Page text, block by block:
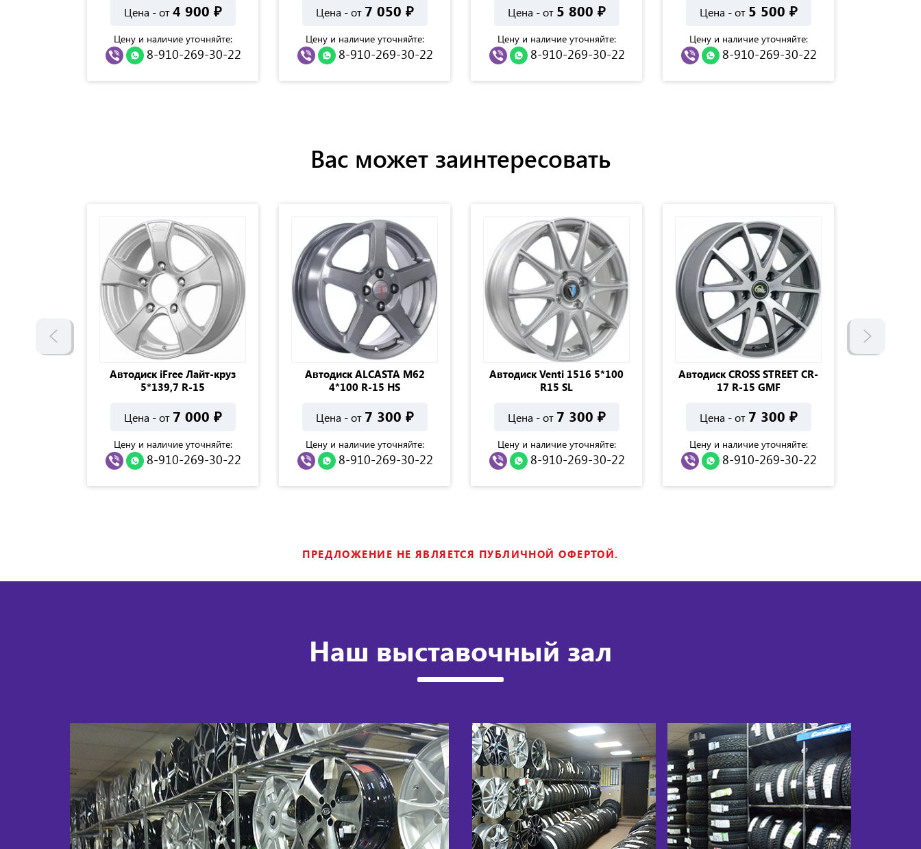
Цена - от4 900 ₽
Цену и наличие уточняйте:
8-910-269-30-22
Цена - от 7 050 ₽
Цену и наличие уточняйте:
8-910-269-30-22
Цена - от 5 800 ₽
Цену и наличие уточняйте:
8-910-269-30-22
Цена - от 5 500 ₽
Цену и наличие уточняйте:
8-910-269-30-22
Вас может заинтересовать
Автодиск iFree Лайт-круз
5*139,7 R-15
Цена - от 7 000 ₽
Цену и наличие уточняйте:
8-910-269-30-22
Автодиск ALCASTA M62
4*100 R-15 HS
Цена - от 7 300 ₽
Цену и наличие уточняйте:
8-910-269-30-22
Автодиск Venti 1516 5*100
R15 SL
Цена - от 7 300 ₽
Цену и наличие уточняйте:
8-910-269-30-22
Автодиск CROSS STREET CR-
17 R-15 GMF
Цена - от 7 300 ₽
Цену и наличие уточняйте:
8-910-269-30-22
ПРЕДЛОЖЕНИЕ НЕ ЯВЛЯЕТСЯ ПУБЛИЧНОЙ ОФЕРТОЙ.
Наш выставочный зал